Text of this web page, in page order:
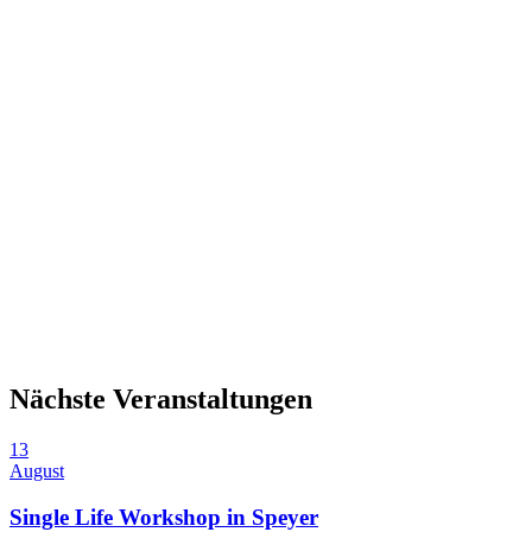
Nächste Veranstaltungen
13
August
Single Life Workshop in Speyer